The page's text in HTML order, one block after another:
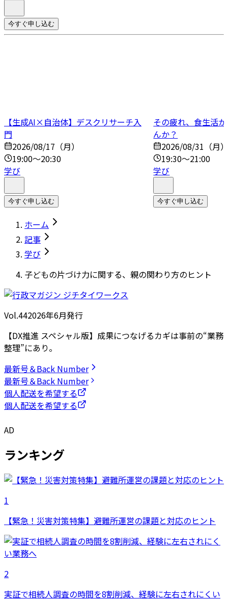
今すぐ申し込む
【生成AI×自治体】デスクリサーチ入
門
2026/08/17（月）
19:00～20:30
学び
今すぐ申し込む
その疲れ、食生活
んか？
2026/08/31（月
19:30～21:00
学び
今すぐ申し込む
ホーム
記事
学び
子どもの片づけ力に関する、親の関わり方のヒント
Vol.442026年6月発行
【DX推進 スペシャル版】成果につなげるカギは事前の“業務
整理”にあり。
最新号＆Back Number
最新号＆Back Number
個人配送を希望する
個人配送を希望する
AD
ランキング
1
【緊急！災害対策特集】避難所運営の課題と対応のヒント
2
実証で相続人調査の時間を8割削減、経験に左右されにくい